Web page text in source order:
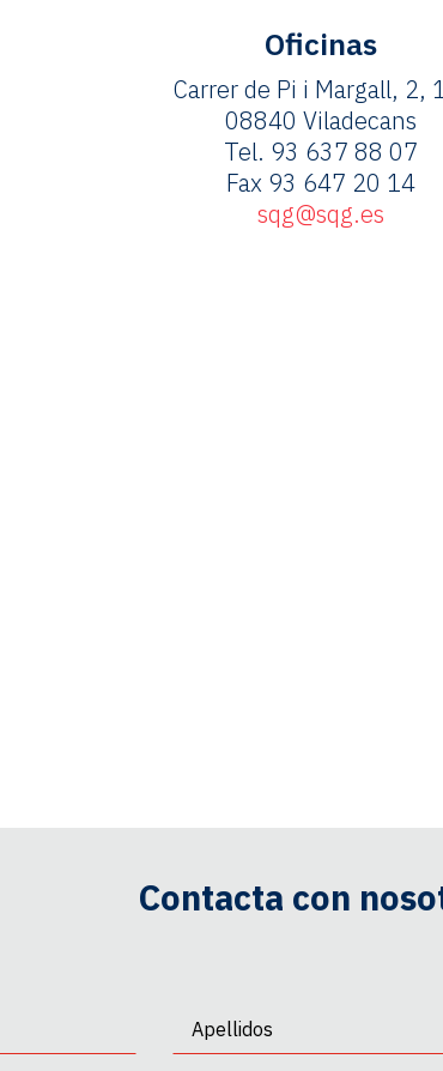
Oficinas
Carrer de Pi i Margall, 2,
08840 Viladecans
Tel. 93 637 88 07
Fax 93 647 20 14
sqg@sqg.es
Contacta con